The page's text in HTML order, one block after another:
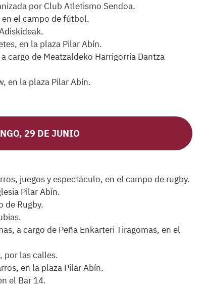
por Club Atletismo Sendoa.
el campo de fútbol.
en la plaza Pilar Abín.
cargo de Meatzaldeko Harrigorria Dantza
en la plaza Pilar Abín.
29 DE JUNIO
juegos y espectáculo, en el campo de rugby.
Pilar Abín.
de Rugby.
a cargo de Peña Enkarteri Tiragomas, en el
por las calles.
en la plaza Pilar Abín.
el Bar 14.